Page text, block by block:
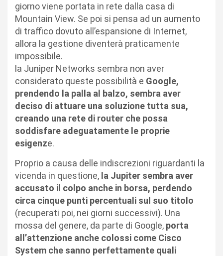
giorno viene portata in rete dalla casa di
Mountain View. Se poi si pensa ad un aumento
di traffico dovuto all’espansione di Internet,
allora la gestione diventerà praticamente
impossibile.
la Juniper Networks sembra non aver
considerato queste possibilità e Google,
prendendo la palla al balzo, sembra aver
deciso di attuare una soluzione tutta sua,
creando una rete di router che possa
soddisfare adeguatamente le proprie
esigenze.
Proprio a causa delle indiscrezioni riguardanti la
vicenda in questione, la Jupiter sembra aver
accusato il colpo anche in borsa, perdendo
circa cinque punti percentuali sul suo titolo
(recuperati poi, nei giorni successivi). Una
mossa del genere, da parte di Google, porta
all’attenzione anche colossi come Cisco
System che sanno perfettamente quali